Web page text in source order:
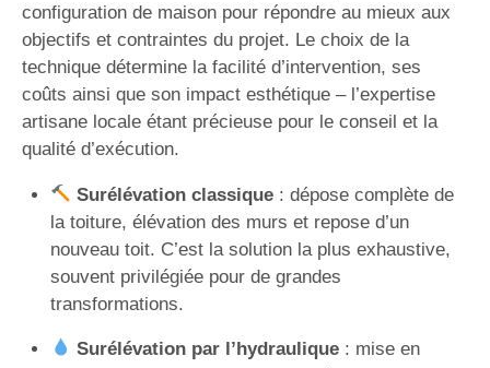
configuration de maison pour répondre au mieux aux
objectifs et contraintes du projet. Le choix de la
technique détermine la facilité d’intervention, ses
coûts ainsi que son impact esthétique – l’expertise
artisane locale étant précieuse pour le conseil et la
qualité d’exécution.
Surélévation classique: dépose complète de
la toiture, élévation des murs et repose d’un
nouveau toit. C’est la solution la plus exhaustive,
souvent privilégiée pour de grandes
transformations.
Surélévation par l’hydraulique: mise en